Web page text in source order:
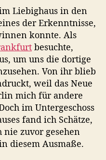
h
a
u
s
i
n
F
r
a
n
k
f
u
r
Liebighaus in den
der Erkenntnisse,
konnte. Als
besuchte,
um uns die dortige
Von ihr blieb
weil das Neue
mich für andere
im Untergeschoss
fand ich Schätze,
zuvor gesehen
diesem Ausmaße.